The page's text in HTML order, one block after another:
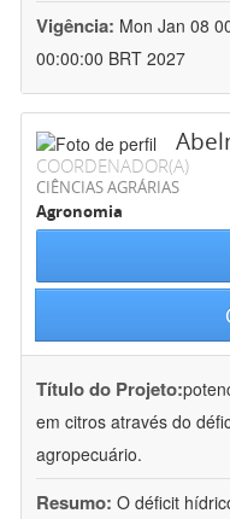
Vigência: Mon Jan 08
00:00:00 BRT 2027
COORDENADOR(A)
CIÊNCIAS AGRÁRIAS
Agronomia
Título do Projeto:
em citros através do
agropecuário.
Resumo: O déficit